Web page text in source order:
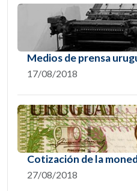
Medios de prensa
17/08/2018
Cotización de la
27/08/2018